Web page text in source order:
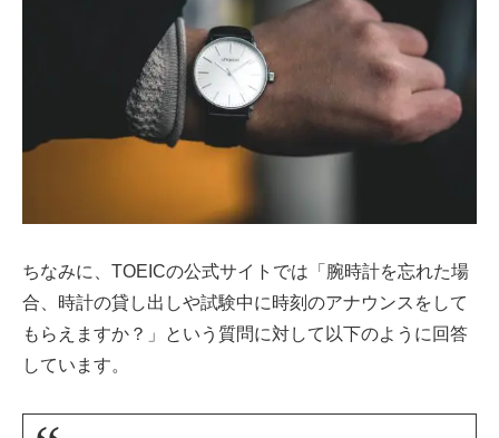
ちなみに、TOEICの公式サイトでは「腕時計を忘れた場
合、時計の貸し出しや試験中に時刻のアナウンスをして
もらえますか？」という質問に対して以下のように回答
しています。